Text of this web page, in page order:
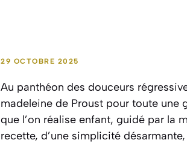
29 OCTOBRE 2025
Au panthéon des douceurs
madeleine de Proust pour toute
que l’on réalise enfant, guidé par la
recette, d’une simplicité